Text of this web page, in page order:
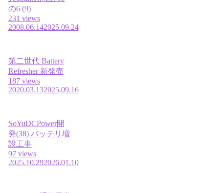
の6 (9)
231 views
2008.06.142025.09.24
第二世代 Battery
Refresher 新発売
187 views
2020.03.132025.09.16
SoYuDCPower開
発(38) バッテリ増
設工事
97 views
2025.10.292026.01.10